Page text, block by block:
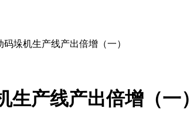
垛机生产线产出倍增（一）
产线产出倍增（一）